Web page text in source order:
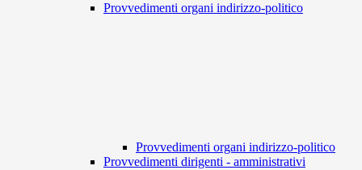
Provvedimenti organi indirizzo-politico
Provvedimenti organi indirizzo-politico
Provvedimenti dirigenti - amministrativi